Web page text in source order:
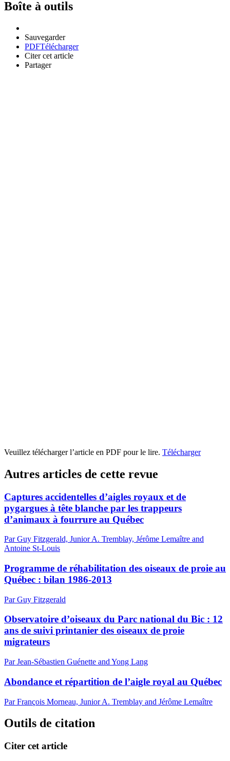
Boîte à outils
Sauvegarder
PDFTélécharger
Citer cet article
Partager
Veuillez télécharger l’article en PDF pour le lire. Télécharger
Autres articles de cette revue
Captures accidentelles d’aigles royaux et de
pygargues à tête blanche par les trappeurs
d’animaux à fourrure au Québec
Par Guy Fitzgerald, Junior A. Tremblay, Jérôme Lemaître and
Antoine St-Louis
Programme de réhabilitation des oiseaux de proie au
Québec : bilan 1986-2013
Par Guy Fitzgerald
Observatoire d’oiseaux du Parc national du Bic : 12
ans de suivi printanier des oiseaux de proie
migrateurs
Par Jean-Sébastien Guénette and Yong Lang
Abondance et répartition de l’aigle royal au Québec
Par François Morneau, Junior A. Tremblay and Jérôme Lemaître
Outils de citation
Citer cet article